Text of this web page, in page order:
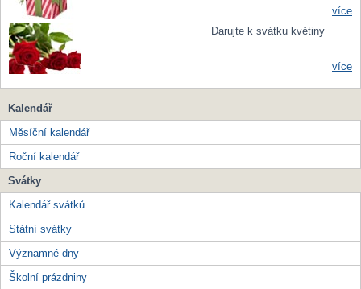
více
Darujte k svátku květiny
více
Kalendář
Měsíční kalendář
Roční kalendář
Svátky
Kalendář svátků
Státní svátky
Významné dny
Školní prázdniny